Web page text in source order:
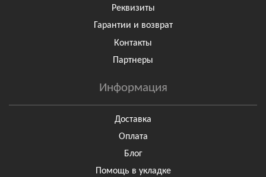
Реквизиты
Гарантии и возврат
Контакты
Партнеры
Информация
Доставка
Оплата
Блог
Помощь в укладке